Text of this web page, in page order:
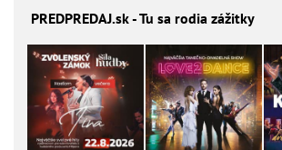
PREDPREDAJ.sk - Tu sa rodia zážitky